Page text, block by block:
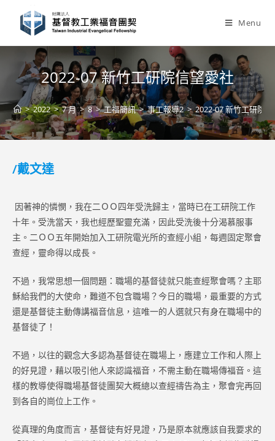
content
Menu
2022-07 新竹工研院信望愛社
> 2022 > 7 月 > 8 > 工福簡訊 > 事工報導2 > 2022-07 新竹工研院
/戴文達
因著神的憐憫，我在二ＯＯ四年受洗歸主，當時已在工研院工作
十年。受洗當天，我也經歷聖靈充滿，因此受洗後十分渴慕服事
主。二ＯＯ五年開始加入工研院電光所的查經小組，每週固定聚會
查經，靈命得以成長。
不過，我常思想一個問題：職場的基督徒就只能查經聚會嗎？主耶
穌給我們的大使命，難道不包含職場？今日的職場，最重要的方式
還是基督徒主動傳講福音信息，這唯一的人選就只有身在職場中的
基督徒了！
不過，以往的觀念大多認為基督徒在職場上，應建立工作和人際上
的好見證，藉以吸引他人來認識福音，不需主動在職場傳福音。這
樣的教導使得職場基督徒團契大概總以查經禱告為主，聚會完再回
到各自的崗位上工作。
從真理的角度而言，基督徒有好見證，乃是原本就應該自我要求的